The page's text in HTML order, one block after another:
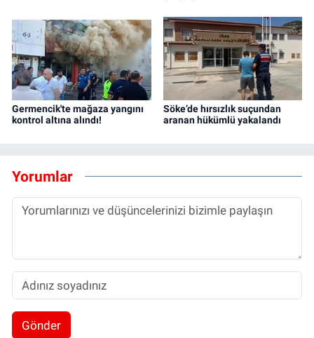
Germencik'te mağaza yangını
kontrol altına alındı!
Söke’de hırsızlık suçundan
aranan hükümlü yakalandı
Yorumlar
Gönder